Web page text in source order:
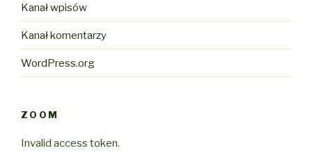
Kanał wpisów
Kanał komentarzy
WordPress.org
ZOOM
Invalid access token.